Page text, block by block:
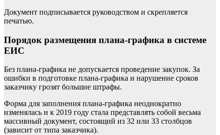
Документ подписывается руководством и скрепляется
печатью.
Порядок размещения плана-графика в системе
ЕИС
Без плана-графика не допускается проведение закупок. За
ошибки в подготовке плана-графика и нарушение сроков
заказчику грозят большие штрафы.
Форма для заполнения плана-графика неоднократно
изменялась и к 2019 году стала представлять собой весьма
массивный документ, состоящий из 32 или 33 столбцов
(зависит от типа заказчика).